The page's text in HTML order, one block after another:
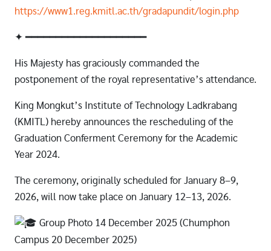
https://www1.reg.kmitl.ac.th/gradapundit/login.php
✦ ━━━━━━━━━━━━━━━━━━━━
His Majesty has graciously commanded the
postponement of the royal representative’s attendance.
King Mongkut’s Institute of Technology Ladkrabang
(KMITL) hereby announces the rescheduling of the
Graduation Conferment Ceremony for the Academic
Year 2024.
The ceremony, originally scheduled for January 8–9,
2026, will now take place on January 12–13, 2026.
Group Photo 14 December 2025 (Chumphon
Campus 20 December 2025)